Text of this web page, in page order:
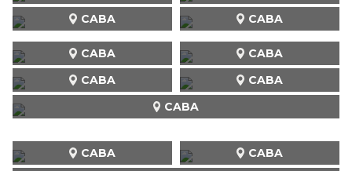
CABA
CABA
CABA CABA
CABA
CABA CABA
CABA CABA